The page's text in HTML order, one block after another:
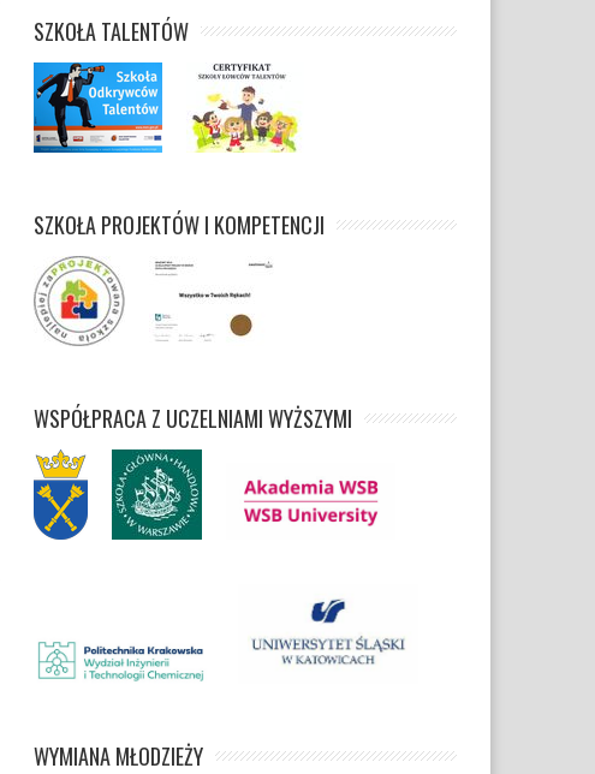
SZKOŁA TALENTÓW
SZKOŁA PROJEKTÓW I KOMPETENCJI
WSPÓŁPRACA Z UCZELNIAMI WYŻSZYMI
WYMIANA MŁODZIEŻY